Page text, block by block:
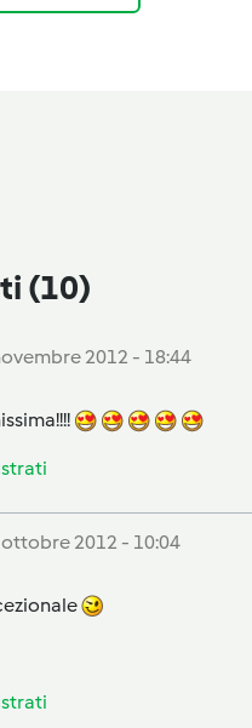
(10)
2012 - 18:44
ottobre 2012 - 10:04